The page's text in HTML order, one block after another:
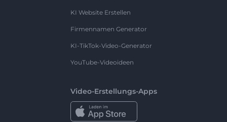
KI Website Erstellen
Firmennamen Generator
KI-TikTok-Video-Generator
YouTube-Videoideen
Video-Erstellungs-Apps